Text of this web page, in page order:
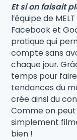
Et si on faisait
l’équipe de
Facebook et
pratique qui
compte sans
chaque jour.
temps pour faire
tendances du
crée ainsi du
Comme on peut
simplement
bien !